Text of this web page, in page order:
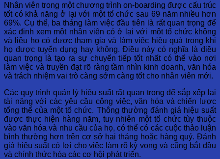
Nhân viên trong một chương trình on-boarding được cấu trúc
tốt có khả năng ở lại với một tổ chức sau 69 năm nhiều hơn
69%. Cụ thể, ba tháng làm việc đầu tiên là rất quan trọng để
xác định xem một nhân viên có ở lại với một tổ chức không
và liệu họ có được tham gia và làm việc hiệu quả trong khi
họ được tuyển dụng hay không. Điều này có nghĩa là điều
quan trọng là tạo ra sự chuyển tiếp tốt nhất có thể vào nơi
làm việc và truyền đạt rõ ràng tầm nhìn kinh doanh, văn hóa
và trách nhiệm vai trò càng sớm càng tốt cho nhân viên mới.
Các quy trình quản lý hiệu suất rất quan trọng để sắp xếp lại
tài năng với các yêu cầu công việc, văn hóa và chiến lược
tổng thể của một tổ chức. Thông thường đánh giá hiệu suất
được thực hiện hàng năm, tuy nhiên một tổ chức tùy thuộc
vào văn hóa và nhu cầu của họ, có thể có các cuộc thảo luận
bình thường hơn trên cơ sở hai tháng hoặc hàng quý. Đánh
giá hiệu suất có lợi cho việc làm rõ kỳ vọng và cũng bắt đầu
và chính thức hóa các cơ hội phát triển.